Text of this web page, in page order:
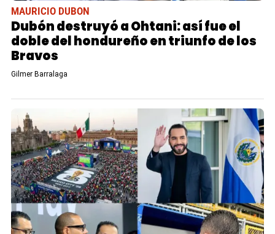
MAURICIO DUBON
Dubón destruyó a Ohtani: así fue el
doble del hondureño en triunfo de los
Bravos
Gilmer Barralaga